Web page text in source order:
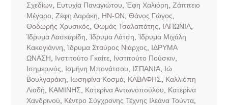
Σχεδίων, Ευτυχία Παναγιώτου Έφη Χαλιόρη Ζάππειο
Μέγαρο Ζέφη Δαράκη ΗΝ-ΩΝ Θάνος Γώγος
Θοδωρής Χρυσικός Θωμάς Τσαλαπάτης ΙΑΠΩΝΙΑ,
Ίδρυμα Λασκαρίδη Ίδρυμα Λάτση Ίδρυμα Μιχάλη
Κακογιάννη Ίδρυμα Σταύρος Νιάρχος
ΙΔΡΥΜΑ
ΩΝΑΣΗ
Ινστιτούτο Γκαίτε, Ινστιτούτο Πούσκιν,
Ισημερινός
Ισμήνη Μπονάτσου ΙΣΠΑΝΙΑ, Ιώ
Βουλγαράκη
Ιωσηφίνα Κοσμά, ΚΑΒΑΦΗΣ
Καλλιόπη
Λιαδή
ΚΑΜΙΝΗΣ Κατερίνα Αντωνοπούλου
Κατερίνα
Χανδρινού
Κέντρο Σύγχρονης Τέχνης Ιλεάνα Τούντα,